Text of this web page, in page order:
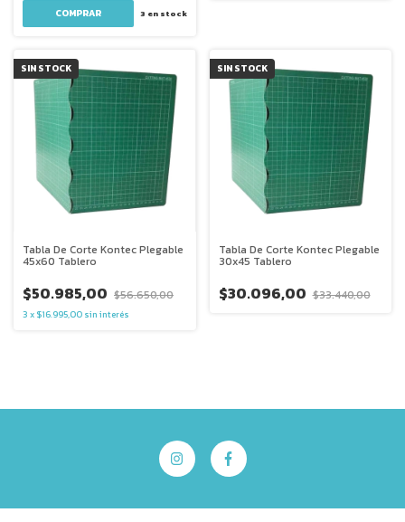
COMPRAR 3 en stock
SIN STOCK
Tabla De Corte Kontec Plegable
45x60 Tablero
$50.985,00 $56.650,00
3 x $16.995,00 sin interés
SIN STOCK
Tabla De Corte Kontec Plegable
30x45 Tablero
$30.096,00 $33.440,00